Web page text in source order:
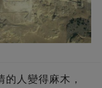
人變得麻木，